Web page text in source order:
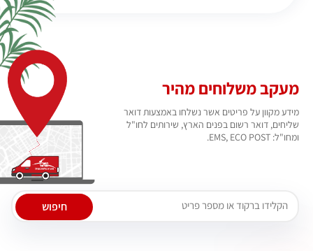
מעקב משלוחים מהיר
מידע מקוון על פריטים אשר נשלחו באמצעות דואר
שליחים, דואר רשום בפנים הארץ, שירותים לחו"ל
ומחו"ל: EMS, ECO POST.
חיפוש